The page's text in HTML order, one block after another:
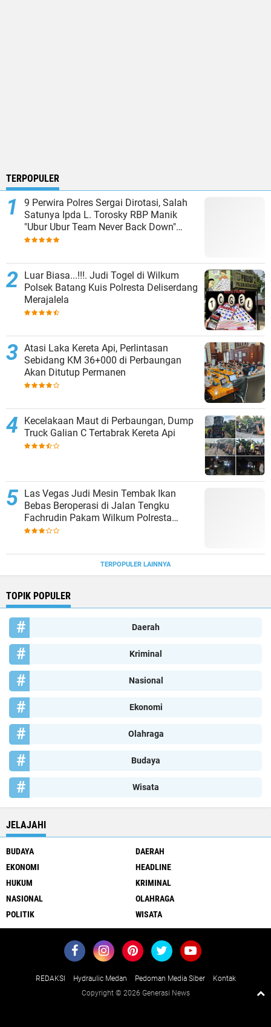
TERPOPULER
9 Perwira Polres Sergai Dirotasi, Salah
Satunya Ipda L. Torosky RBP Manik
"Ubur Ubur Team Never Back Down"
Menempati Polsek Dolok Masihul
Luar Biasa...!!!. Judi Togel di Wilkum
Polsek Batang Kuis Polresta Deliserdang
Merajalela
Atasi Laka Kereta Api, Perlintasan
Sebidang KM 36+000 di Perbaungan
Akan Ditutup Permanen
Kecelakaan Maut di Perbaungan, Dump
Truck Galian C Tertabrak Kereta Api
Las Vegas Judi Mesin Tembak Ikan
Bebas Beroperasi di Jalan Tengku
Fachrudin Pakam Wilkum Polresta
Deliserdang
TERPOPULER LAINNYA
TOPIK POPULER
Daerah
Kriminal
Nasional
Ekonomi
Olahraga
Budaya
Wisata
JELAJAHI
BUDAYA
DAERAH
EKONOMI
HEADLINE
HUKUM
KRIMINAL
NASIONAL
OLAHRAGA
POLITIK
WISATA
REDAKSI Hydraulic Medan Pedoman Media Siber
Kontak
Copyright © 2026 Generasi News